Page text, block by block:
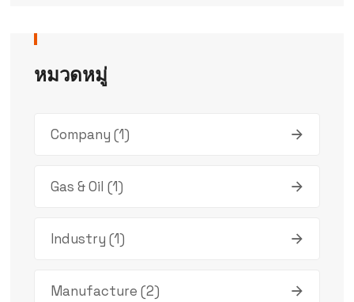
หมวดหมู่
Company (1)
Gas & Oil (1)
Industry (1)
Manufacture (2)